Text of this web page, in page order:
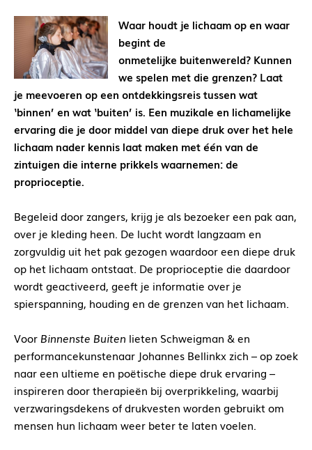
Waar houdt je lichaam op en waar
begint de
onmetelijke buitenwereld? Kunnen
we spelen met die grenzen? Laat
je meevoeren op een ontdekkingsreis tussen wat
‘binnen’ en wat ‘buiten’ is. Een muzikale en lichamelijke
ervaring die je door middel van diepe druk over het hele
lichaam nader kennis laat maken met één van de
zintuigen die interne prikkels waarnemen: de
proprioceptie.
Begeleid door zangers, krijg je als bezoeker een pak aan,
over je kleding heen. De lucht wordt langzaam en
zorgvuldig uit het pak gezogen waardoor een diepe druk
op het lichaam ontstaat. De proprioceptie die daardoor
wordt geactiveerd, geeft je informatie over je
spierspanning, houding en de grenzen van het lichaam.
Voor Binnenste Buiten lieten Schweigman & en
performancekunstenaar Johannes Bellinkx zich – op zoek
naar een ultieme en poëtische diepe druk ervaring –
inspireren door therapieën bij overprikkeling, waarbij
verzwaringsdekens of drukvesten worden gebruikt om
mensen hun lichaam weer beter te laten voelen.